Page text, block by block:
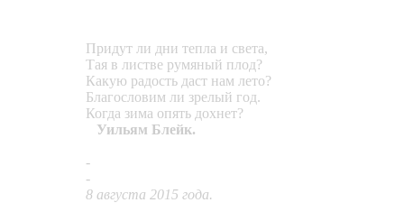
Придут ли дни тепла и света,
Тая в листве румяный плод?
Какую радость даст нам лето?
Благословим ли зрелый год.
Когда зима опять дохнет?
Уильям Блейк.
-
-
8 августа 2015 года.